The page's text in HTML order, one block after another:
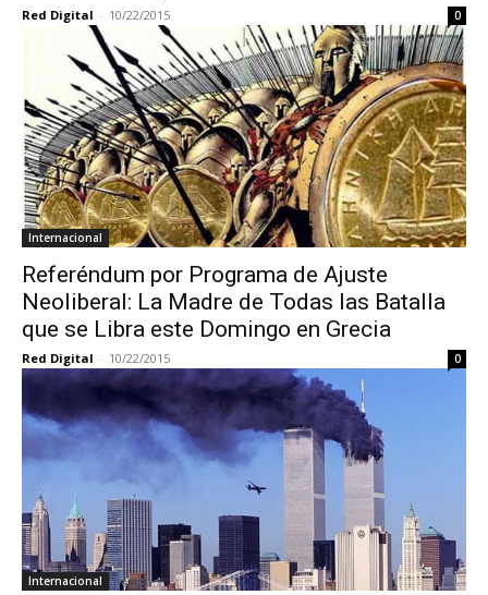
Red Digital - 10/22/2015 0
Internacional
Referéndum por Programa de Ajuste
Neoliberal: La Madre de Todas las Batalla
que se Libra este Domingo en Grecia
Red Digital - 10/22/2015 0
Internacional